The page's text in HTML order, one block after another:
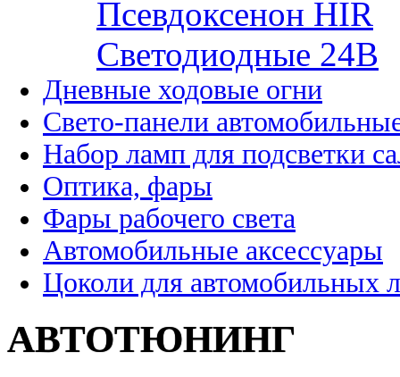
Псевдоксенон HIR
Cветодиодные 24B
Дневные ходовые огни
Свето-панели
Набор ламп для подсветки
Оптика, фары
Фары рабочего света
Автомобильные аксессуары
Цоколи для автомобильных
АВТОТЮНИНГ